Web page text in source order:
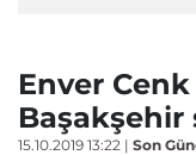
Enver
Başakşehir
15.10.2019 13:22 | Son